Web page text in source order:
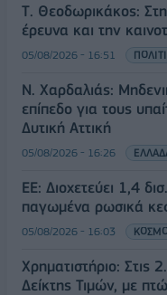
Τ. Θεοδωρικάκος:
έρευνα και την
05/08/2026 - 16:51
Ν. Χαρδαλιάς:
επίπεδο για τους
Δυτική Αττική
05/08/2026 - 16:26
ΕΕ: Διοχετεύει 1,4
παγωμένα ρωσικά
05/08/2026 - 16:03
Χρηματιστήριο: Στις
Δείκτης Τιμών, με